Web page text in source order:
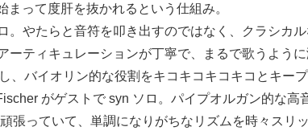
って度肝を抜かれるという仕組み。
。やたらと音符を叩き出すのではなく、クラシカ
ーティキュレーションが丁寧で、まるで歌うように
、バイオリン的な役割をキコキコキコキコとキー
がゲストで syn ソロ。パイプオルガン的な高
張っていて、単調になりがちなリズムを時々ス